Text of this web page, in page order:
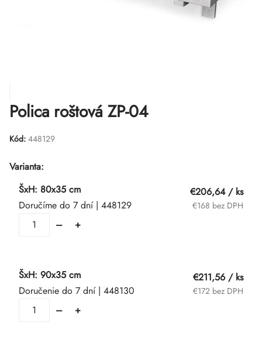
Polica roštová ZP-04
Kód: 448129
Varianta:
ŠxH: 80x35 cm
Doručíme do 7 dní | 448129
€206,64 / ks
€168 bez DPH
ŠxH: 90x35 cm
Doručenie do 7 dní | 448130
€211,56 / ks
€172 bez DPH